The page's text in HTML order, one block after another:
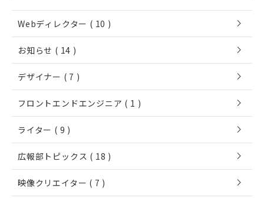
Webディレクター ( 10 ) chevron_right
お知らせ ( 14 ) chevron_right
デザイナー ( 7 ) chevron_right
フロントエンドエンジニア ( 1 ) chevron_right
ライター ( 9 ) chevron_right
広報部トピックス ( 18 ) chevron_right
映像クリエイター ( 7 ) chevron_right